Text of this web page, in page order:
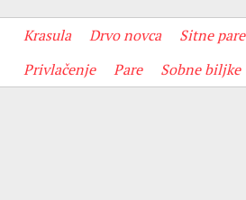
Krasula Drvo novca Sitne pare
Privlačenje
Pare Sobne biljke